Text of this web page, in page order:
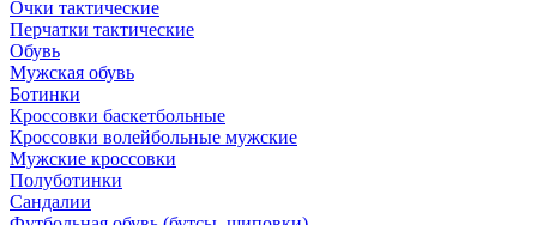
Очки тактические
Перчатки тактические
Обувь
Мужская обувь
Ботинки
Кроссовки баскетбольные
Кроссовки волейбольные мужские
Мужские кроссовки
Полуботинки
Сандалии